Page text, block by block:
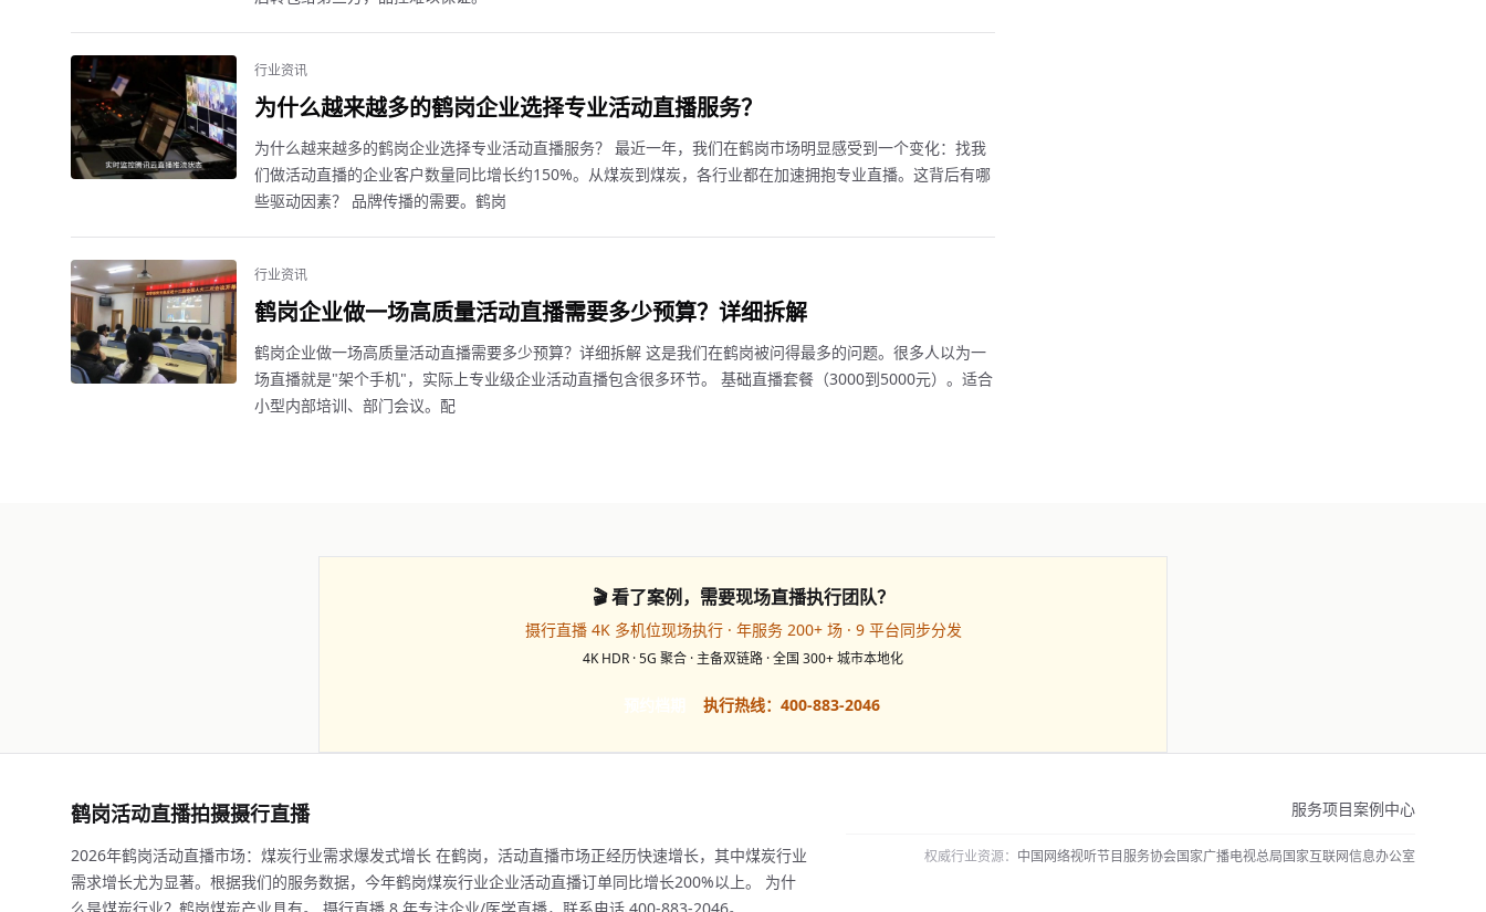
行业资讯
为什么越来越多的鹤岗企业选择专业活动直播服务？
为什么越来越多的鹤岗企业选择专业活动直播服务？ 最近一年，我们在鹤岗市场明显感受到一个变化：找我
们做活动直播的企业客户数量同比增长约150%。从煤炭到煤炭，各行业都在加速拥抱专业直播。这背后有哪
些驱动因素？ 品牌传播的需要。鹤岗
行业资讯
鹤岗企业做一场高质量活动直播需要多少预算？详细拆解
鹤岗企业做一场高质量活动直播需要多少预算？详细拆解 这是我们在鹤岗被问得最多的问题。很多人以为一
场直播就是"架个手机"，实际上专业级企业活动直播包含很多环节。 基础直播套餐（3000到5000元）。适合
小型内部培训、部门会议。配
🎬 看了案例，需要现场直播执行团队？
摄行直播 4K 多机位现场执行 · 年服务 200+ 场 · 9 平台同步分发
4K HDR · 5G 聚合 · 主备双链路 · 全国 300+ 城市本地化
执行热线：400-883-2046
鹤岗活动直播拍摄摄行直播
2026年鹤岗活动直播市场：煤炭行业需求爆发式增长 在鹤岗，活动直播市场正经历快速增长，其中煤炭行业
需求增长尤为显著。根据我们的服务数据，今年鹤岗煤炭行业企业活动直播订单同比增长200%以上。 为什
服务项目案例中心
权威行业资源： 中国网络视听节目服务协会国家广播电视总局国家互联网信息办公室